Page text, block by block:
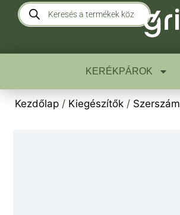
KERÉKPÁROK
Kezdőlap / Kiegészítők / Szerszám